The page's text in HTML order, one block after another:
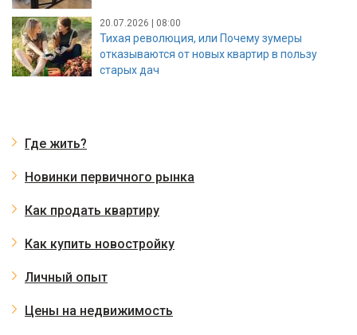
20.07.2026 | 08:00
Тихая революция, или Почему зумеры
отказываются от новых квартир в пользу
старых дач
Где жить?
Новинки первичного рынка
Как продать квартиру
Как купить новостройку
Личный опыт
Цены на недвижимость